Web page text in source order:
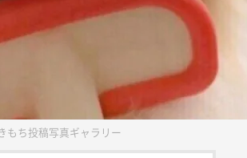
もち投稿写真ギャラリー